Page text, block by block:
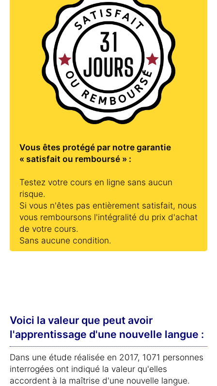
Vous êtes protégé par notre garantie
« satisfait ou remboursé » :
Testez votre cours en ligne sans aucun
risque.
Si vous n'êtes pas entièrement satisfait, nous
vous remboursons l'intégralité du prix d'achat
de votre cours.
Sans aucune condition.
Voici la valeur que peut avoir
l'apprentissage d'une nouvelle langue :
Dans une étude réalisée en 2017, 1071 personnes
interrogées ont indiqué la valeur qu'elles
accordent à la maîtrise d'une nouvelle langue.